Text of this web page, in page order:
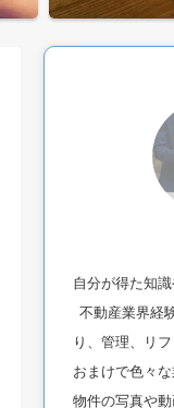
自分が得た知
不動産業界経
り、管理、リ
おまけで色々
物件の写真や